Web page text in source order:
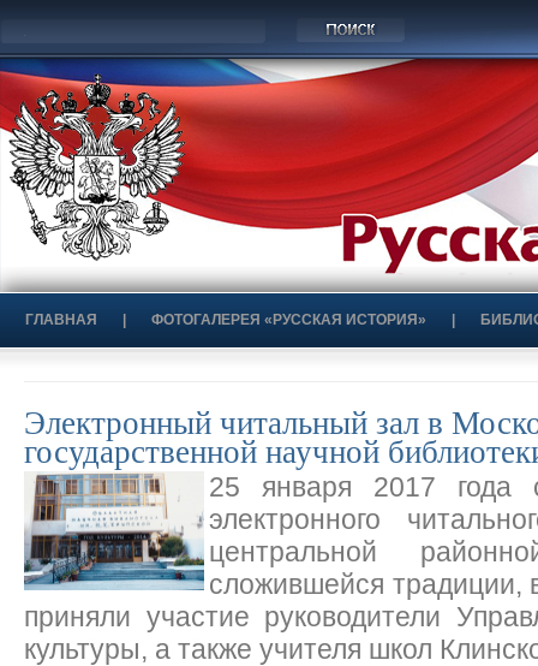
ГЛАВНАЯ ФОТОГАЛЕРЕЯ «РУССКАЯ ИСТОРИЯ»
Электронный читальный зал в
государственной научной
25 января 2017 года
электронного
центральной
сложившейся традиции,
приняли участие руководители
культуры, а также учителя школ